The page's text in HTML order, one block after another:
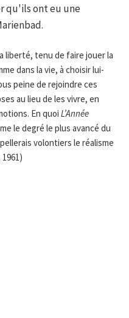
qu'ils ont eu une
liberté, tenu de faire jouer la
dans la vie, à choisir lui-
peine de rejoindre ces
au lieu de les vivre, en
En quoi L’Année
le degré le plus avancé du
volontiers le réalisme